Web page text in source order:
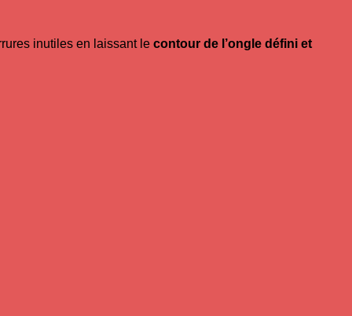
inutiles en laissant le contour de l’ongle défini et